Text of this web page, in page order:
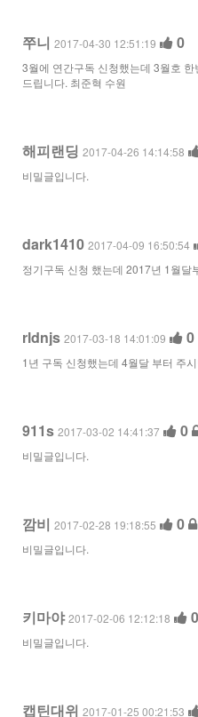
쭈니 2017-04-30 12:51:19 0
3월에 연간구독 신청했는데 3월호
드립니다. 최준혁 수원
해피랜딩 2017-04-26 14:14:58
비밀글입니다.
dark1410 2017-04-09 16:50:54
정기구독 신청 했는데 2017년 1월달
rldnjs 2017-03-18 14:01:09 0
1년 구독 신청했는데 4월달 부터 주
911s 2017-03-02 14:41:37 0
비밀글입니다.
깜비 2017-02-28 19:18:55 0
비밀글입니다.
키마야2017-02-06 12:12:18 0
비밀글입니다.
캡틴대위 2017-01-25 00:21:53